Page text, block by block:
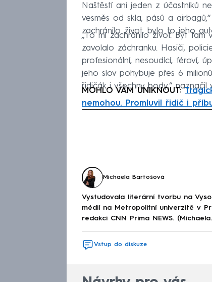
Naštěstí ani jeden z účastníků
vesměs od skla, pásů a
zachránilo život, bylo to jeho
„To mi zachránilo život. Být tam
zavolalo záchranku. Hasiči,
profesionální, nesoudící, féroví,
jeho slov pohybuje přes 6
řidičák i všechny body,“ naznačil
MOHLO VÁM UNIKNOUT:
nemohou. Promluvil řidič i
Michaela Bartošová
Vystudovala literární tvorbu na
médií na Metropolitní univerzitě v
redakci CNN Prima NEWS.
Vstup do diskuze